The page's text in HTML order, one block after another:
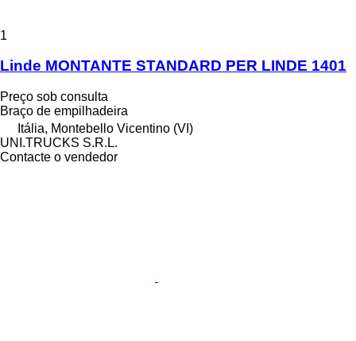
1
Linde MONTANTE STANDARD PER LINDE 1401
Preço sob consulta
Braço de empilhadeira
Itália, Montebello Vicentino (VI)
UNI.TRUCKS S.R.L.
Contacte o vendedor